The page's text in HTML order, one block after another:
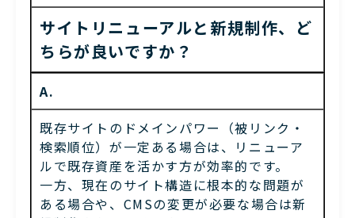
サイトリニューアルと新規制作、ど
ちらが良いですか？
A.
既存サイトのドメインパワー（被リンク・
検索順位）が一定ある場合は、リニューア
ルで既存資産を活かす方が効率的です。
一方、現在のサイト構造に根本的な問題が
ある場合や、CMSの変更が必要な場合は新